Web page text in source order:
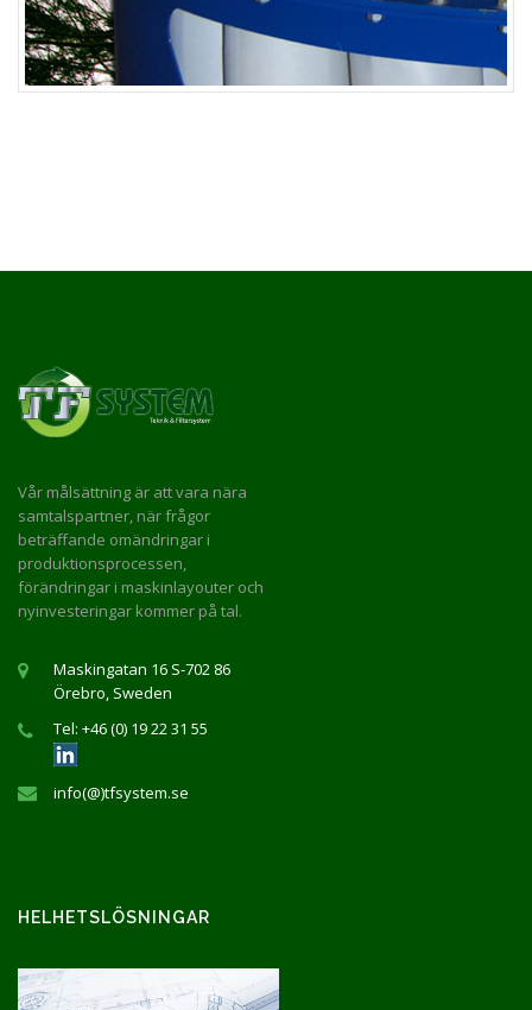
Vår målsättning är att vara nära
samtalspartner, när frågor
beträffande omändringar i
produktionsprocessen,
förändringar i maskinlayouter och
nyinvesteringar kommer på tal.
Maskingatan 16 S-702 86
Örebro, Sweden
Tel: +46 (0) 19 22 31 55
info(@)tfsystem.se
HELHETSLÖSNINGAR